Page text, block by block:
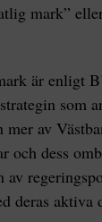
mark”
är enligt
som
av
och dess
av
deras aktiva